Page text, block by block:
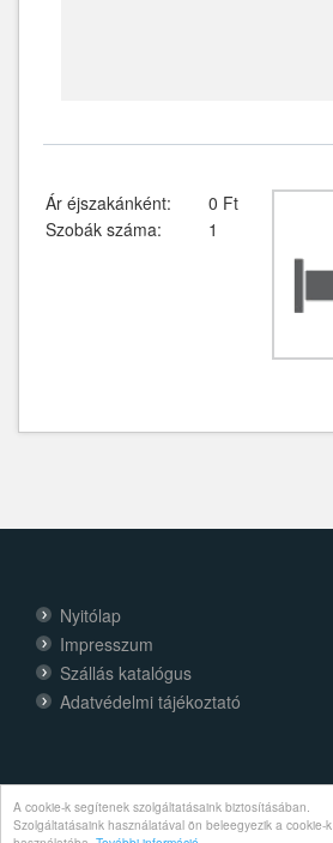
A cookie-k segítenek szolgáltatásaink biztosításában.
Szolgáltatásaink használatával ön beleegyezik a cookie-k
Ár éjszakánként:
0 Ft
Szobák száma:
1
Nyitólap
Impresszum
Szállás katalógus
Adatvédelmi tájékoztató